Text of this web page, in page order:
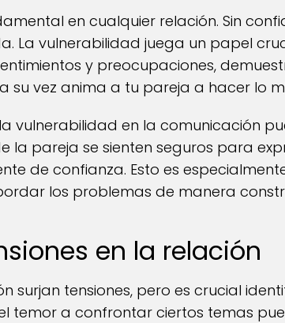
en cualquier relación. Sin
La vulnerabilidad juega un papel
y preocupaciones,
su vez anima a tu pareja a hacer lo
vulnerabilidad en la comunicación
la pareja se sienten seguros para
de confianza. Esto es
los problemas de manera
en la relación
surjan tensiones, pero es crucial
temor a confrontar ciertos temas